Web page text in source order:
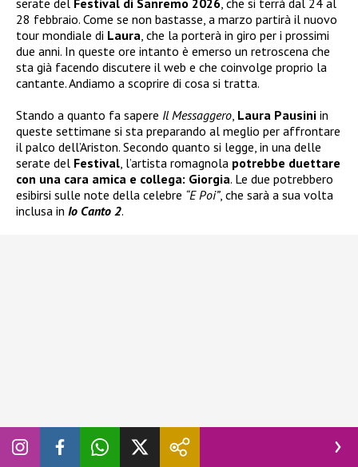
serate del Festival di Sanremo 2026, che si terrà dal 24 al
28 febbraio. Come se non bastasse, a marzo partirà il nuovo
tour mondiale di Laura, che la porterà in giro per i prossimi
due anni. In queste ore intanto è emerso un retroscena che
sta già facendo discutere il web e che coinvolge proprio la
cantante. Andiamo a scoprire di cosa si tratta.
Stando a quanto fa sapere Il Messaggero, Laura Pausini in
queste settimane si sta preparando al meglio per affrontare
il palco dell’Ariston. Secondo quanto si legge, in una delle
serate del Festival, l’artista romagnola potrebbe duettare
con una cara amica e collega: Giorgia. Le due potrebbero
esibirsi sulle note della celebre “E Poi”, che sarà a sua volta
inclusa in Io Canto 2.